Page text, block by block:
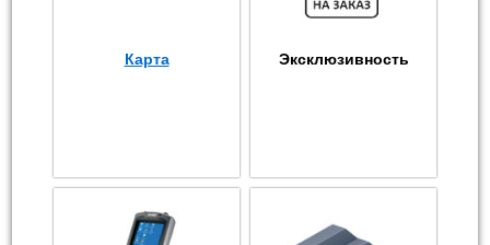
Карта Эксклюзивность